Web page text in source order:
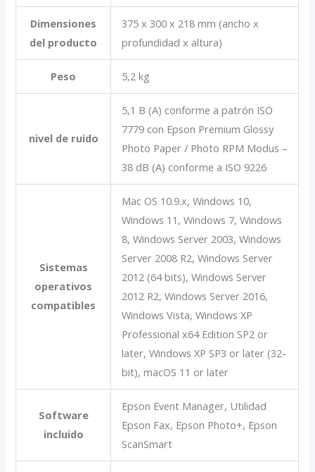
Dimensiones
del producto
375‎ x 300 x 218 mm (ancho x
profundidad x altura)
Peso 5,2 kg
nivel de ruido
5,1 B (A) conforme a patrón ISO
7779 con Epson Premium Glossy
Photo Paper / Photo RPM Modus –
38 dB (A) conforme a ISO 9226
Sistemas
operativos
compatibles
Mac OS 10.9.x, Windows 10,
Windows 11, Windows 7, Windows
8, Windows Server 2003, Windows
Server 2008 R2, Windows Server
2012 (64 bits), Windows Server
2012 R2, Windows Server 2016,
Windows Vista, Windows XP
Professional x64 Edition SP2 or
later, Windows XP SP3 or later (32-
bit), macOS 11 or later
Software
incluido
Epson Event Manager, Utilidad
Epson Fax, Epson Photo+, Epson
ScanSmart